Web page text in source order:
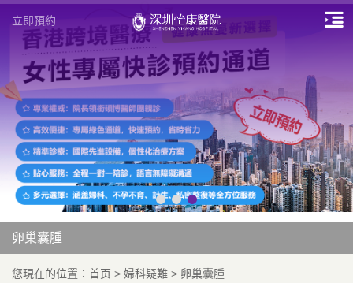
立即預約
卵巢囊腫
您現在的位置： 首页 > 婦科疑難 > 卵巢囊腫